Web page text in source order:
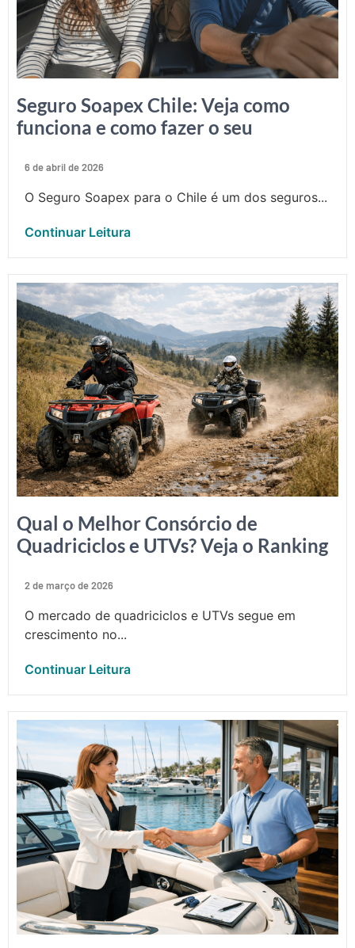
Seguro Soapex Chile: Veja como
funciona e como fazer o seu
6 de abril de 2026
O Seguro Soapex para o Chile é um dos seguros...
Continuar Leitura
Qual o Melhor Consórcio de
Quadriciclos e UTVs? Veja o Ranking
2 de março de 2026
O mercado de quadriciclos e UTVs segue em
crescimento no...
Continuar Leitura